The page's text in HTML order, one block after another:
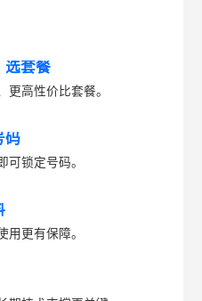
选套餐
更高性价比套餐。
码
可锁定号码。
用更有保障。